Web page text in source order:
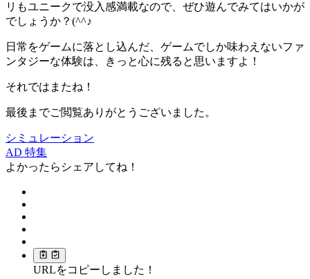
リもユニークで没入感満載なので、ぜひ遊んでみてはいかが
でしょうか？(^^♪
日常をゲームに落とし込んだ、ゲームでしか味わえないファ
ンタジーな体験は、きっと心に残ると思いますよ！
それではまたね！
最後までご閲覧ありがとうございました。
シミュレーション
AD 特集
よかったらシェアしてね！
URLをコピーしました！